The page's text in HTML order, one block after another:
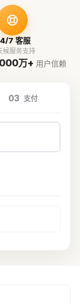
7 客服
候服务支持
万+ 用户信赖
03 支付